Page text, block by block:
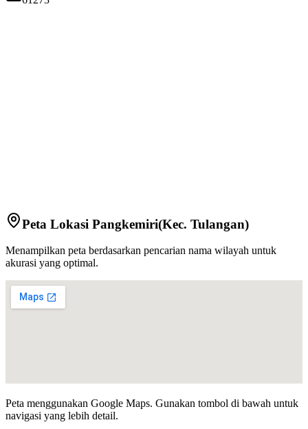
Peta Lokasi Pangkemiri(Kec. Tulangan)
Menampilkan peta berdasarkan pencarian nama wilayah untuk
akurasi yang optimal.
Peta menggunakan Google Maps. Gunakan tombol di bawah untuk
navigasi yang lebih detail.